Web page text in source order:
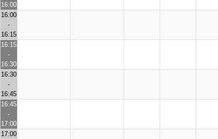
16:00
16:00
-
16:15
16:15
-
16:30
16:30
-
16:45
16:45
-
17:00
17:00